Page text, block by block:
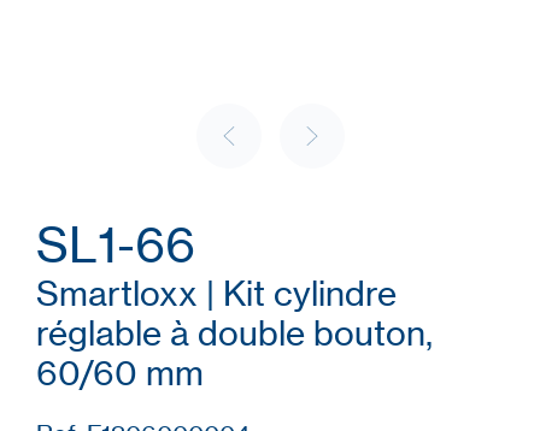
SL1-66
Smartloxx | Kit cylindre
réglable à double bouton,
60/60 mm